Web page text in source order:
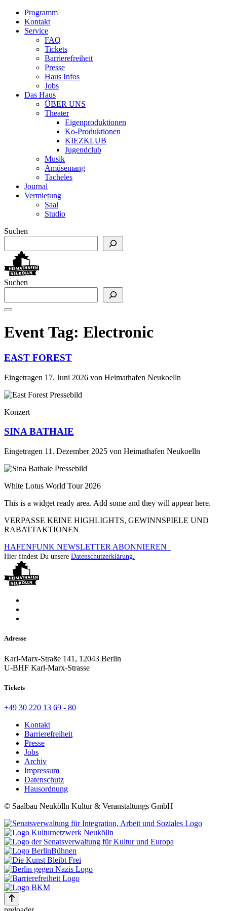
Programm
Kontakt
Service
FAQ
Tickets
Barrierefreiheit
Presse
Haus Infos
Jobs
Das Haus
ÜBER UNS
Theater
Eigenproduktionen
Ko-Produktionen
KIEZKLUB
Jugendclub
Musik
Amüsemang
Tacheles
Journal
Vermietung
Saal
Studio
Suchen
Suchen
Event Tag: Electronic
EAST FOREST
Eingetragen 17. Juni 2026 von Heimathafen Neukoelln
Konzert
SINA BATHAIE
Eingetragen 11. Dezember 2025 von Heimathafen Neukoelln
White Lotus World Tour 2026
This is a widget ready area. Add some and they will appear here.
VERPASSE KEINE HIGHLIGHTS, GEWINNSPIELE UND
RABATTAKTIONEN
HAFENFUNK NEWSLETTER ABONNIEREN
Hier findest Du unsere Datenschutzerklärung.
Adresse
Karl-Marx-Straße 141, 12043 Berlin
U-BHF Karl-Marx-Strasse
Tickets
+49 30 220 13 69 - 80
Kontakt
Barrierefreiheit
Presse
Jobs
Archiv
Impressum
Datenschutz
Hausordnung
© Saalbau Neukölln Kultur & Veranstaltungs GmbH